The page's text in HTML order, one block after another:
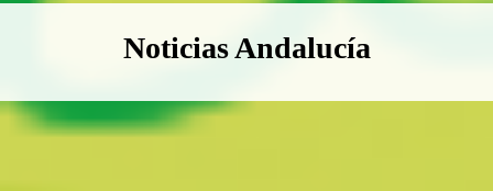
Boletín Noticias Andalucía
Noticias Andalucía